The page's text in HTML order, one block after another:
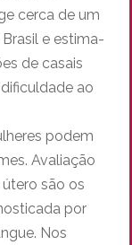
cerca de um
e estima-
de casais
ao
podem
Avaliação
são os
por
Nos